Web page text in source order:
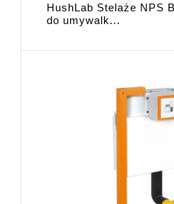
HushLab Stelaże NPS
do umywalk...